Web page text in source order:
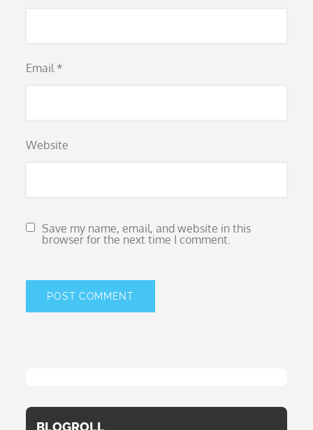
Email *
Website
Save my name, email, and website in this
browser for the next time I comment.
BLOGROLL